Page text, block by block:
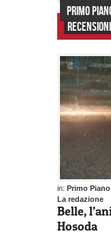
PRIMO
RECENSIONI
in: Primo Piano
La redazione
Belle,
Hosoda